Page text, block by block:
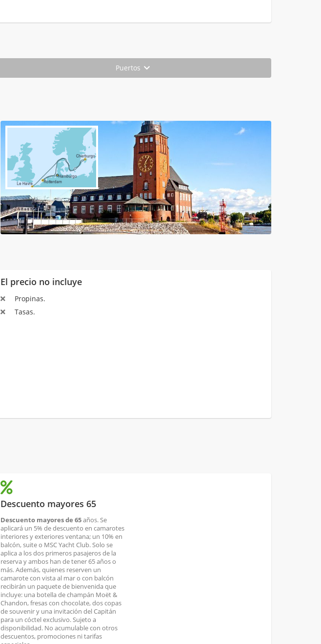
Puertos
El precio no incluye
Propinas.
Tasas.
Descuento mayores 65
Descuento mayores de 65años. Se
aplicará un 5% de descuento en camarotes
interiores y exteriores ventana; un 10% en
balcón, suite o MSC Yacht Club. Solo se
aplica a los dos primeros pasajeros de la
reserva y ambos han de tener 65 años o
más. Además, quienes reserven un
camarote con vista al mar o con balcón
recibirán un paquete de bienvenida que
incluye: una botella de champán Moët &
Chandon, fresas con chocolate, dos copas
de souvenir y una invitación del Capitán
para un cóctel exclusivo. Sujeto a
disponibilidad. No acumulable con otros
descuentos, promociones ni tarifas